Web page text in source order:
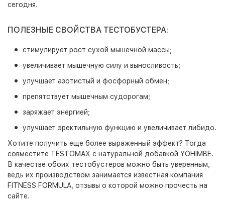
сегодня.
ПОЛЕЗНЫЕ СВОЙСТВА ТЕСТОБУСТЕРА:
стимулирует рост сухой мышечной массы;
увеличивает мышечную силу и выносливость;
улучшает азотистый и фосфорный обмен;
препятствует мышечным судорогам;
заряжает энергией;
улучшает эректильную функцию и увеличивает либидо.
Хотите получить еще более выраженный эффект? Тогда
совместите TESTOMAX с натуральной добавкой YOHIMBE.
В качестве обоих тестобустеров можно быть уверенным,
ведь их производством занимается известная компания
FITNESS FORMULA, отзывы о которой можно прочесть на
сайте.